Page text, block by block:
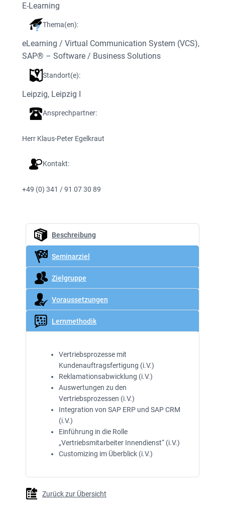
E-Learning
Thema(en):
eLearning / Virtual Communication System (VCS),
SAP® – Software / Business Solutions
Standort(e):
Leipzig, Leipzig I
Ansprechpartner:
Herr Klaus-Peter Egelkraut
Kontakt:
+49 (0) 341 / 91 07 30 89
Beschreibung
Seminarziel
Zielgruppe
Voraussetzungen
Lernmethodik
Vertriebsprozesse mit
Kundenauftragsfertigung (i.V.)
Reklamationsabwicklung (i.V.)
Auswertungen zu den
Vertriebsprozessen (i.V.)
Integration von SAP ERP und SAP CRM
(i.V.)
Einführung in die Rolle
„Vertriebsmitarbeiter Innendienst“ (i.V.)
Customizing im Überblick (i.V.)
Zurück zur Übersicht